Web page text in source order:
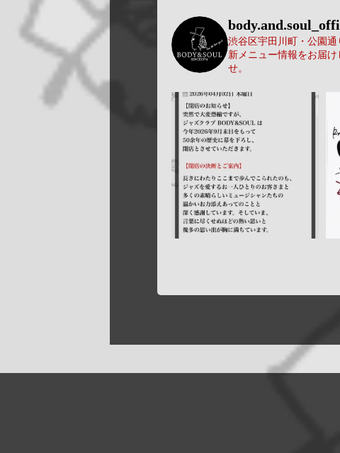
渋谷区宇田川町・公園
新メニュー情報をお届
せ。